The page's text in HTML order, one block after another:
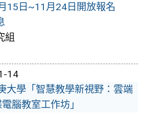
15日~11月24日開放報名
組
14
大學「智慧教學新視野：雲端
腦教室工作坊」